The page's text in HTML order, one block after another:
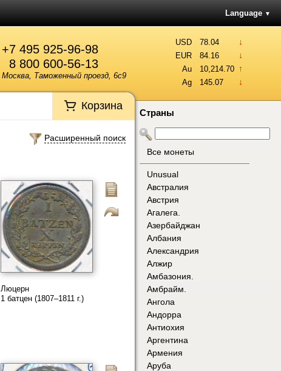
Language ▼
+7 495 925-96-98
8 800 600-56-13
Москва, Таможенный проезд, 6с9
USD 78.04 ↓
EUR 84.16 ↓
Au 10,214.70 ↑
Ag 145.07 ↓
Корзина
Расширенный поиск
Люцерн
1 батцен (1807–1811 г.)
Страны
Все монеты
Unusual
Австралия
Австрия
Агалега.
Азербайджан
Албания
Александрия
Алжир
Амбазония.
Амбрайм.
Ангола
Андорра
Антиохия
Аргентина
Армения
Аруба